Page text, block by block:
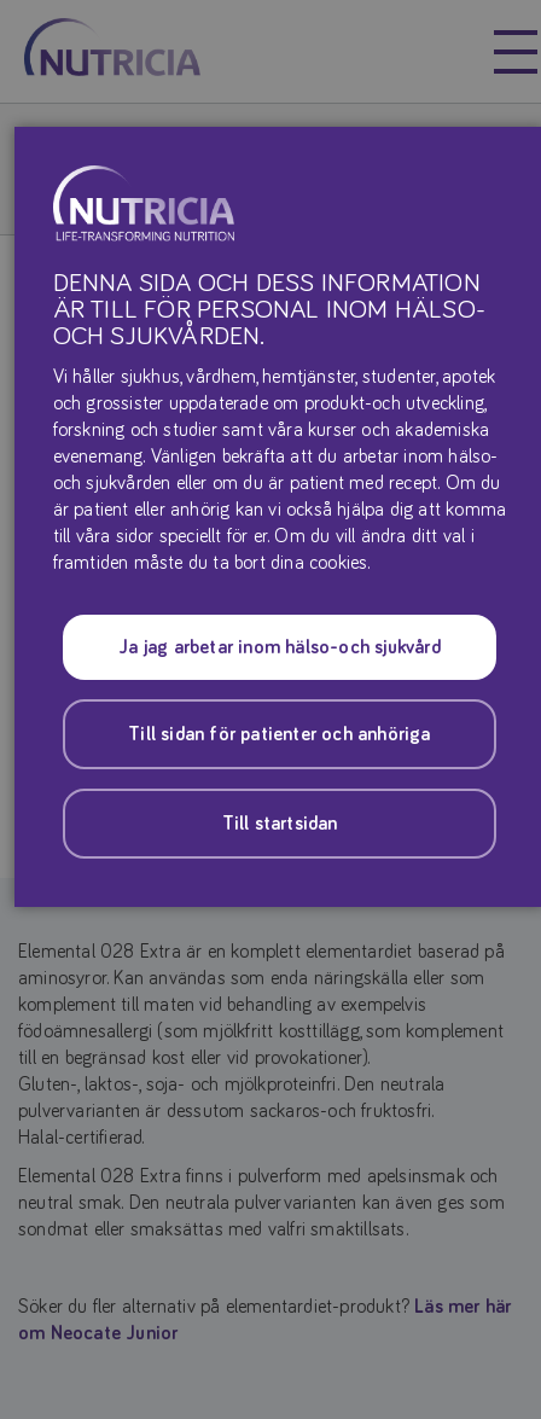
Nutricia
Nutricia
Elemental 028 Extra
DENNA SIDA OCH DESS INFORMATION
ÄR TILL FÖR PERSONAL INOM HÄLSO-
OCH SJUKVÅRDEN.
Vi håller sjukhus, vårdhem, hemtjänster, studenter, apotek
och grossister uppdaterade om produkt-och utveckling,
forskning och studier samt våra kurser och akademiska
evenemang. Vänligen bekräfta att du arbetar inom hälso-
och sjukvården eller om du är patient med recept. Om du
är patient eller anhörig kan vi också hjälpa dig att komma
till våra sidor speciellt för er. Om du vill ändra ditt val i
framtiden måste du ta bort dina cookies.
Ja jag arbetar inom hälso-och sjukvård
Till sidan för patienter och anhöriga
Till startsidan
ELEMENTAL 028 EXTRA
För kostbehandling av barn och vuxna i behov av elementardiet.
En näringsmässigt komplett elementardiet baserad på
Elemental 028 Extra är en komplett elementardiet baserad på
aminosyror. Kan användas som enda näringskälla eller som
komplement till maten vid behandling av exempelvis
födoämnesallergi (som mjölkfritt kosttillägg, som komplement
till en begränsad kost eller vid provokationer).
Gluten-, laktos-, soja- och mjölkproteinfri. Den neutrala
pulvervarianten är dessutom sackaros-och fruktosfri.
Halal-certifierad.
Elemental 028 Extra finns i pulverform med apelsinsmak och
neutral smak. Den neutrala pulvervarianten kan även ges som
sondmat eller smaksättas med valfri smaktillsats.
Söker du fler alternativ på elementardiet-produkt? Läs mer här
om Neocate Junior